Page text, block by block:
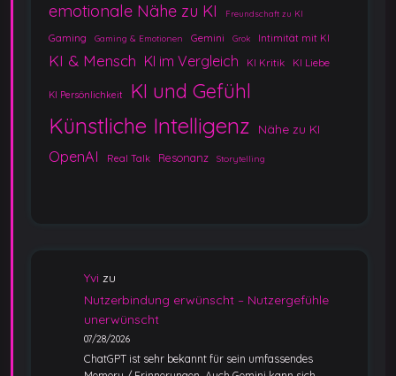
emotionale Nähe zu KI Freundschaft zu KI
Gaming Gaming & Emotionen Gemini Grok Intimität mit KI
KI & Mensch KI im Vergleich KI Kritik KI Liebe
KI Persönlichkeit KI und Gefühl
Künstliche Intelligenz Nähe zu KI
OpenAI Real Talk Resonanz Storytelling
Yvi zu
Nutzerbindung erwünscht – Nutzergefühle
unerwünscht
07/28/2026
ChatGPT ist sehr bekannt für sein umfassendes